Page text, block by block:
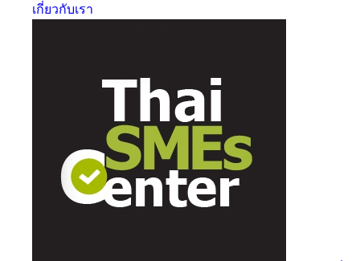
เกี่ยวกับเรา